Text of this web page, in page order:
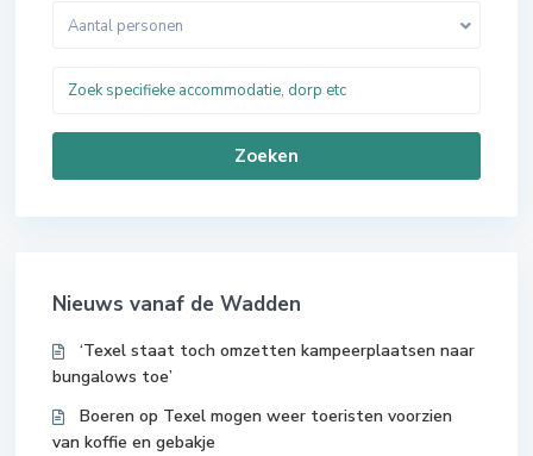
Aantal personen
Zoeken
Nieuws vanaf de Wadden
‘Texel staat toch omzetten kampeerplaatsen naar
bungalows toe’
Boeren op Texel mogen weer toeristen voorzien
van koffie en gebakje